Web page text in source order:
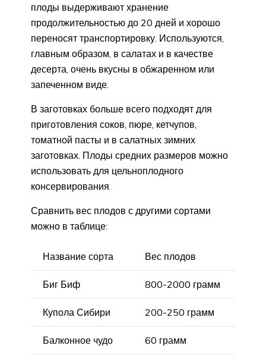
плоды выдерживают хранение
продолжительностью до 20 дней и хорошо
переносят транспортировку. Используются,
главным образом, в салатах и в качестве
десерта, очень вкусны в обжаренном или
запеченном виде.
В заготовках больше всего подходят для
приготовления соков, пюре, кетчупов,
томатной пасты и в салатных зимних
заготовках. Плоды средних размеров можно
использовать для цельноплодного
консервирования.
Сравнить вес плодов с другими сортами
можно в таблице:
Название сорта Вес плодов
Биг Биф 800-2000 грамм
Купола Сибири 200-250 грамм
Балконное чудо 60 грамм